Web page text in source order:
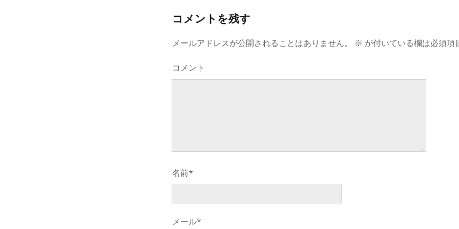
コメントを残す
メールアドレスが公開されることはありません。 ※ が付いている欄は必須項
コメント
名前*
メール*